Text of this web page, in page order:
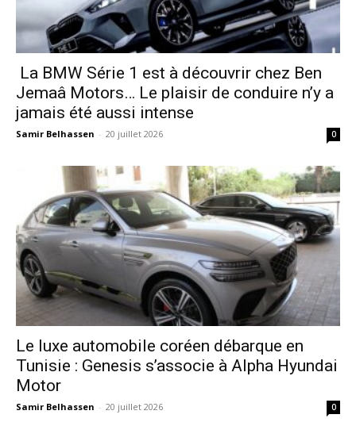
La BMW Série 1 est à découvrir chez Ben
Jemaâ Motors… Le plaisir de conduire n’y a
jamais été aussi intense
Samir Belhassen - 20 juillet 2026 0
Le luxe automobile coréen débarque en
Tunisie : Genesis s’associe à Alpha Hyundai
Motor
Samir Belhassen - 20 juillet 2026 0